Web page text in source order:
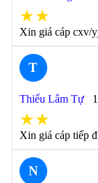
★★
Xin giá cáp cxv/
T
Thiếu Lâm Tự
★★
Xin giá cáp tiếp
N